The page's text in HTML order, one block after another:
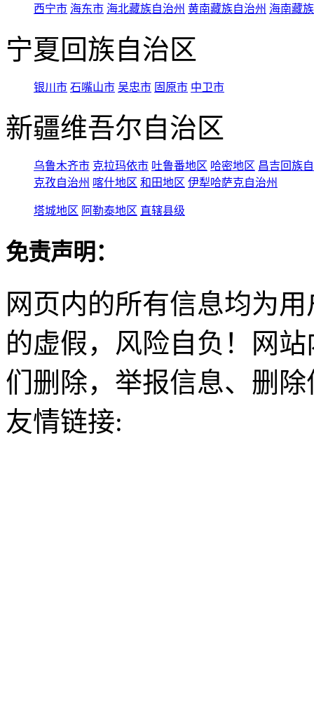
西宁市 海东市 海北藏族自治州 黄南藏族自治州 海南藏
宁夏回族自治区
银川市 石嘴山市 吴忠市 固原市 中卫市
新疆维吾尔自治区
乌鲁木齐市 克拉玛依市 吐鲁番地区 哈密地区 昌吉回族
克孜自治州 喀什地区 和田地区 伊犁哈萨克自治州
塔城地区 阿勒泰地区 直辖县级
免责声明：
网页内的所有信息均为
的虚假，风险自负！网
们删除，举报信息、删
友情链接: